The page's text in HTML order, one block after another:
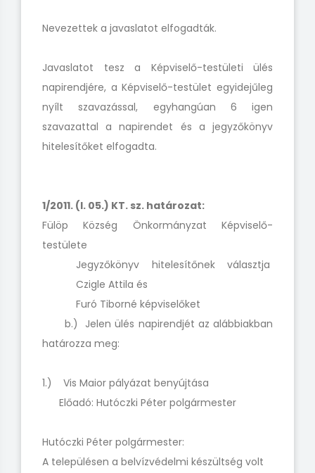
Nevezettek a javaslatot elfogadták.
Javaslatot tesz a Képviselő-testületi ülés
napirendjére, a Képviselő-testület egyidejűleg
nyílt szavazással, egyhangúan 6 igen
szavazattal a napirendet és a jegyzőkönyv
hitelesítőket elfogadta.
1/2011. (I. 05.) KT. sz. határozat:
Fülöp Község Önkormányzat Képviselő-
testülete
Jegyzőkönyv hitelesítőnek választja
Czigle Attila és
Furó Tiborné képviselőket
b.) Jelen ülés napirendjét az alábbiakban
határozza meg:
1.) Vis Maior pályázat benyújtása
Előadó: Hutóczki Péter polgármester
Hutóczki Péter polgármester:
A településen a belvízvédelmi készültség volt